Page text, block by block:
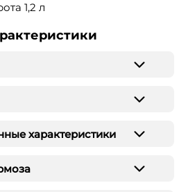
1,2 л
характеристики